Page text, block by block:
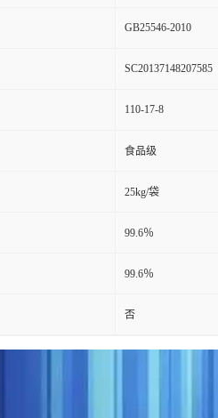
GB25546-2010
SC20137148207585
110-17-8
食品级
25kg/袋
99.6％
99.6％
否